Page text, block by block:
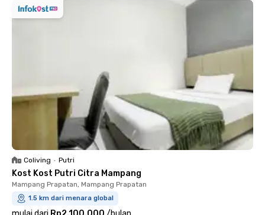
Coliving • Putri
Kost Kost Putri Citra Mampang
Mampang Prapatan, Mampang Prapatan
1.5 km dari menara global